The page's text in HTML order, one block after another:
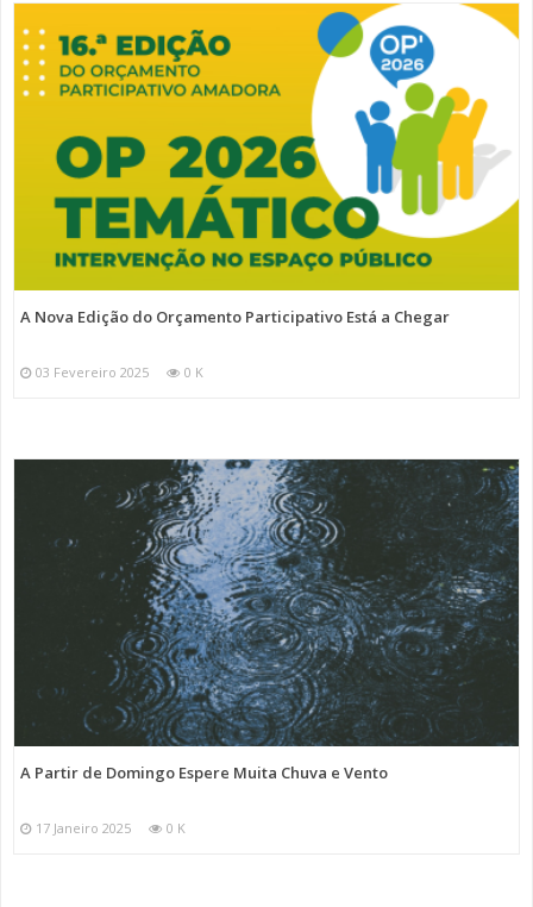
A Nova Edição do Orçamento Participativo Está a Chegar
03 Fevereiro 2025 0 K
A Partir de Domingo Espere Muita Chuva e Vento
17 Janeiro 2025 0 K